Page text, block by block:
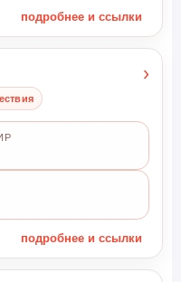
подробнее и ссылки
›
подробнее и ссылки